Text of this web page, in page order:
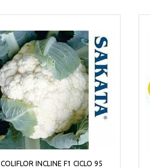
COLIFLOR INCLINE F1 CICLO 95